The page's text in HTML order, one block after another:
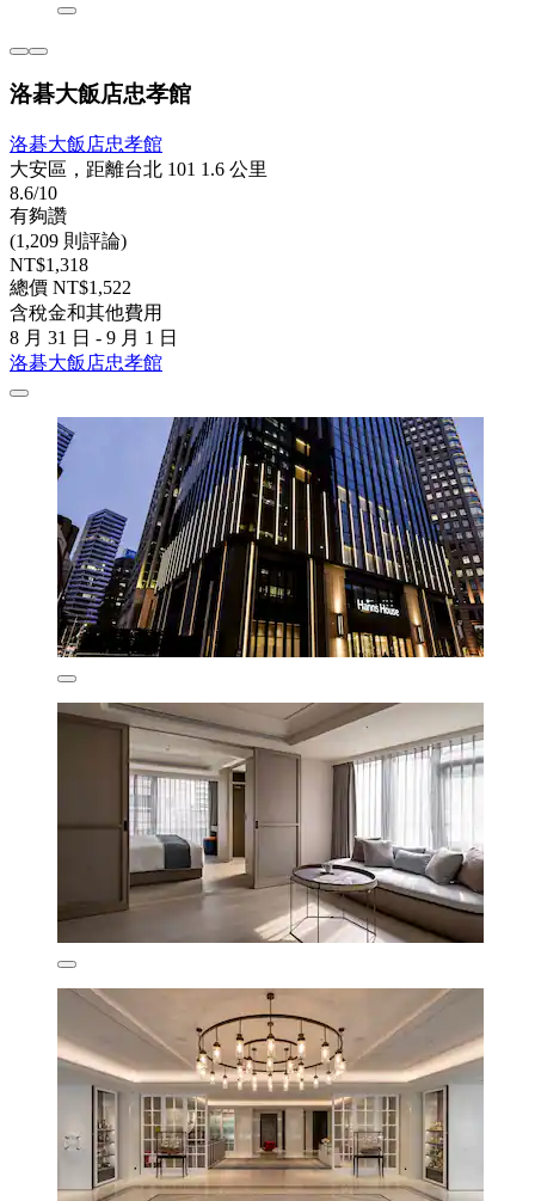
洛碁大飯店忠孝館
洛碁大飯店忠孝館
大安區，距離台北 101 1.6 公里
8.6/10
有夠讚
(1,209 則評論)
NT$1,318
總價 NT$1,522
含稅金和其他費用
8 月 31 日 - 9 月 1 日
洛碁大飯店忠孝館